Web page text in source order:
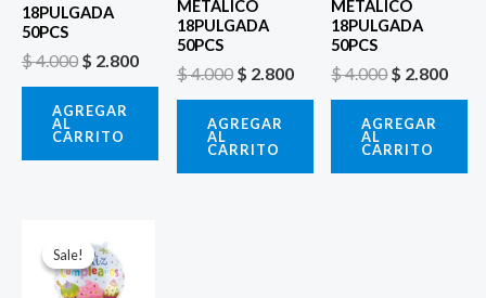
18PULGADA
50PCS
$4.000 $ 2.800
AGREGAR
AL
CARRITO
METALICO
18PULGADA
50PCS
$4.000 $ 2.800
AGREGAR
AL
CARRITO
METALICO
18PULGADA
50PCS
$4.000$ 2.800
AGREGAR
AL
CARRITO
Sale!
Sale!precio
original